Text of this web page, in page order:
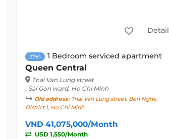
Detail
2781 1 Bedroom serviced apartment
Queen Central
Thai Van Lung street
, Sai Gon ward, Ho Chi Minh
Old address:Thai Van Lung street, Ben Nghe,
District 1, Ho Chi Minh
VND 41,075,000/Month
USD 1,550/Month